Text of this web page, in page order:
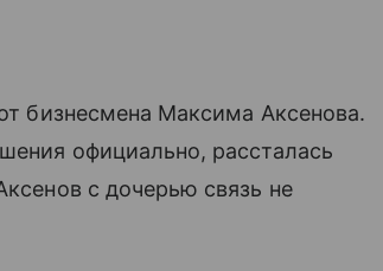
бизнесмена Максима Аксенова.
официально, рассталась
с дочерью связь не